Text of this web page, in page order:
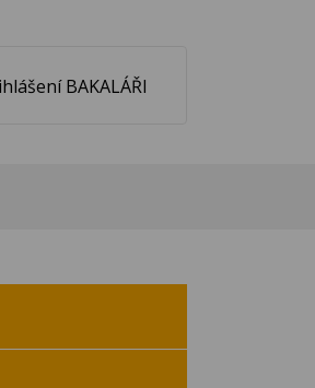
BAKALÁŘI